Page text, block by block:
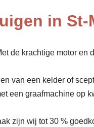
in
de krachtige motor en
van een kelder of
een graafmachine op
zijn wij tot 30 %